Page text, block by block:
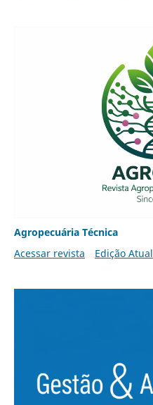
Agropecuária Técnica
Acessar revista
Edição Atual